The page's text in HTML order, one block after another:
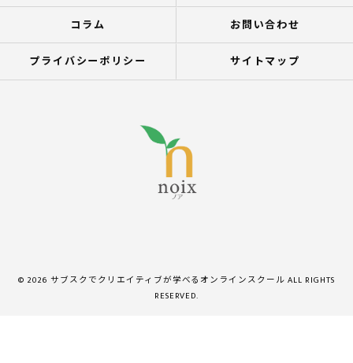
コラム お問い合わせ
プライバシーポリシー サイトマップ
© 2026 サブスクでクリエイティブが学べるオンラインスクール ALL RIGHTS
RESERVED.